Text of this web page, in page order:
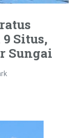
Situs,
Sungai